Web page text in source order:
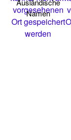
vorgesehenen
Ort gespeichert
werden
Ausländische
Namen